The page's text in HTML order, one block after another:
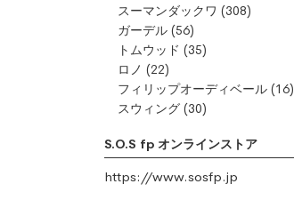
スーマンダックワ (308)
ガーデル (56)
トムウッド (35)
ロノ (22)
フィリップオーディベール (16)
スウィング (30)
S.O.S fp オンラインストア
https://www.sosfp.jp